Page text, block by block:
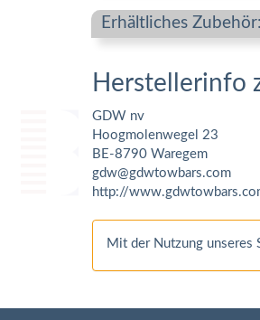
Erhältliches Zubehör:
Herstellerinfo
GDW nv
Hoogmolenwegel 23
BE-8790 Waregem
gdw@gdwtowbars.com
http://
Mit der Nutzung unseres